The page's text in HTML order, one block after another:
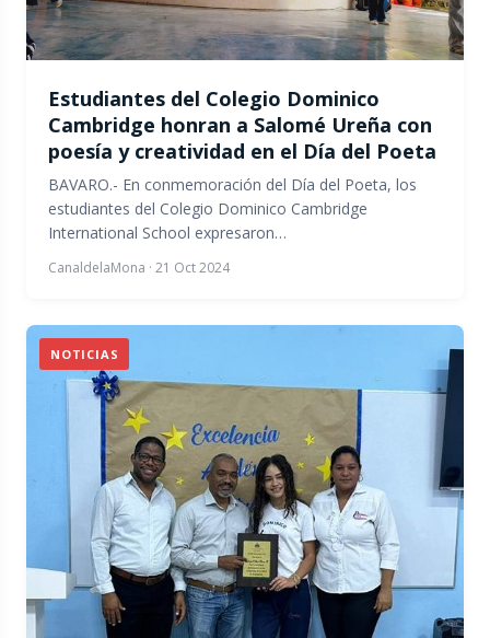
Estudiantes del Colegio Dominico
Cambridge honran a Salomé Ureña con
poesía y creatividad en el Día del Poeta
BAVARO.- En conmemoración del Día del Poeta, los
estudiantes del Colegio Dominico Cambridge
International School expresaron…
CanaldelaMona · 21 Oct 2024
NOTICIAS